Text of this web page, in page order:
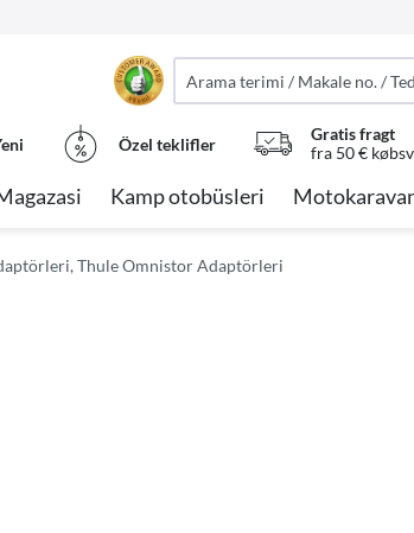
Özel teklifler
Gratis fragt
fra 50 €
Kamp otobüsleri
Thule Omnistor Adaptörleri